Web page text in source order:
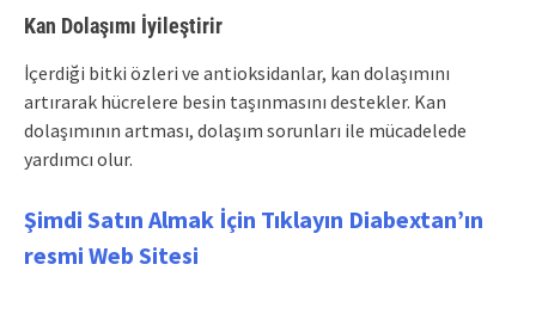
Kan Dolaşımı İyileştirir
İçerdiği bitki özleri ve antioksidanlar, kan dolaşımını
artırarak hücrelere besin taşınmasını destekler. Kan
dolaşımının artması, dolaşım sorunları ile mücadelede
yardımcı olur.
Şimdi Satın Almak İçin Tıklayın Diabextan’ın
resmi Web Sitesi